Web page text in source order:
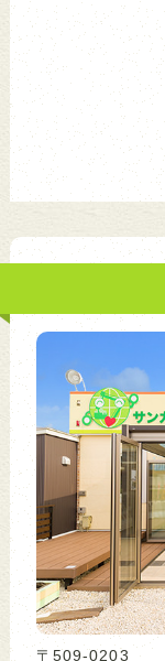
〒509-0203